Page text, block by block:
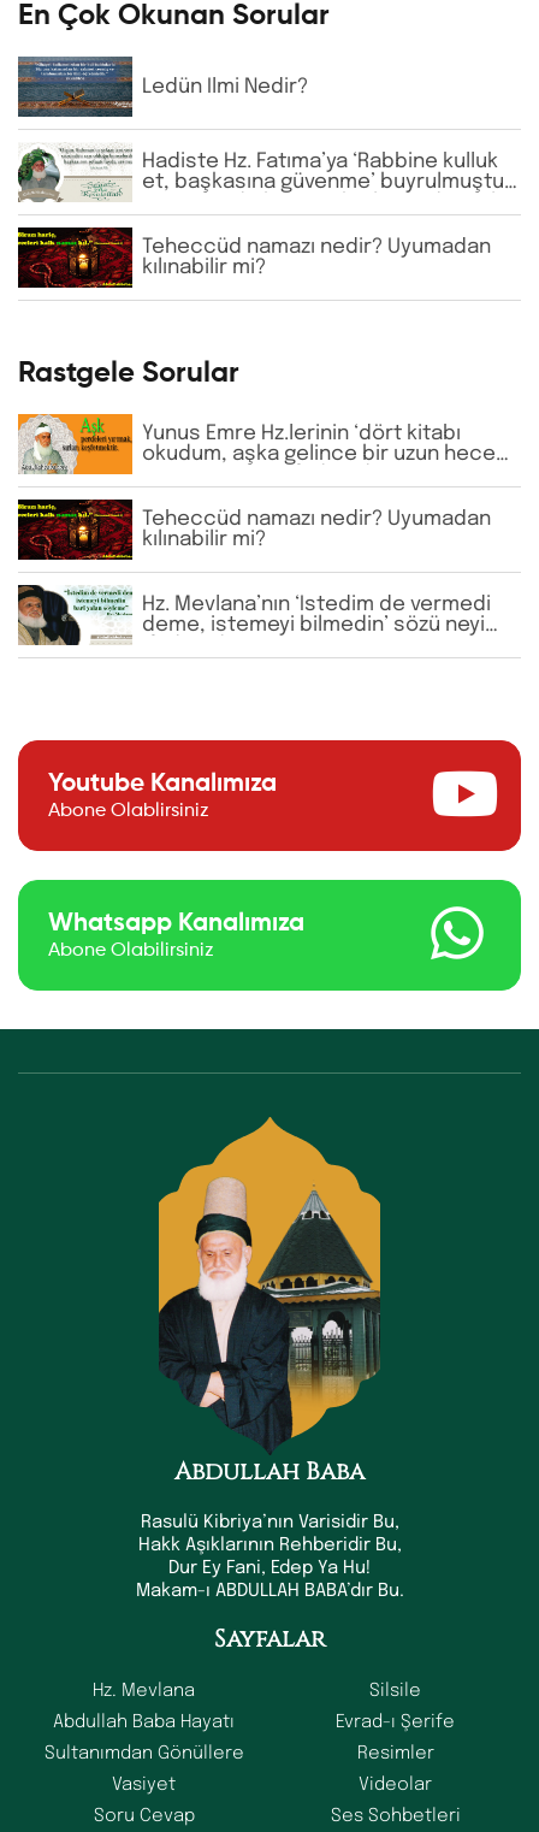
En Çok Okunan Sorular
Ledün İlmi Nedir?
Hadiste Hz. Fatıma’ya ‘Rabbine kulluk
et, başkasına güvenme’ buyrulmuştur.
etmektedir. Bu anlayış doğru mudur?
Teheccüd namazı nedir? Uyumadan
kılınabilir mi?
Rastgele Sorular
Yunus Emre Hz.lerinin ‘dört kitabı
okudum, aşka gelince bir uzun hece
Teheccüd namazı nedir? Uyumadan
kılınabilir mi?
Hz. Mevlana’nın ‘İstedim de vermedi
deme, istemeyi bilmedin’ sözü neyi
Youtube Kanalımıza
Abone Olablirsiniz
Whatsapp Kanalımıza
Abone Olabilirsiniz
Abdullah Baba
Rasulü Kibriya’nın Varisidir Bu,
Hakk Aşıklarının Rehberidir Bu,
Dur Ey Fani, Edep Ya Hu!
Makam-ı ABDULLAH BABA’dır Bu.
Sayfalar
Hz. Mevlana
Abdullah Baba Hayatı
Sultanımdan Gönüllere
Vasiyet
Soru Cevap
Silsile
Evrad-ı Şerife
Resimler
Videolar
Ses Sohbetleri